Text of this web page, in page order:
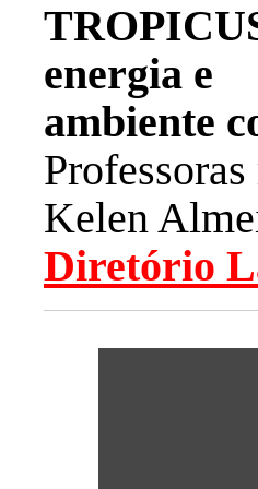
energia e
ambiente
Kelen
Diretório